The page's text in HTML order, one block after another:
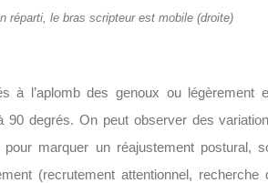
réparti, le bras scripteur est mobile (droite)
à l’aplomb des genoux ou légèrement
90 degrés. On peut observer des
marquer un réajustement postural,
(recrutement attentionnel, recherche